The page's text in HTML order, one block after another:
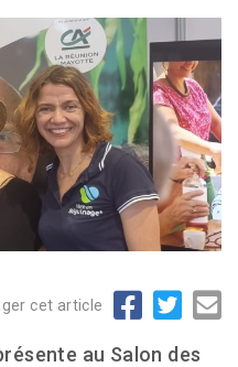
cet article
au Salon des